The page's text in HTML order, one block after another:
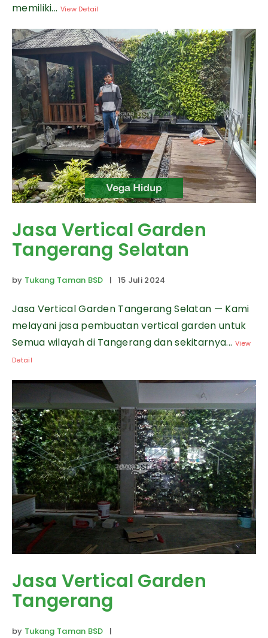
memiliki... View Detail
Jasa Vertical Garden
Tangerang Selatan
by Tukang Taman BSD | 15 Juli 2024
Jasa Vertical Garden Tangerang Selatan — Kami
melayani jasa pembuatan vertical garden untuk
Semua wilayah di Tangerang dan sekitarnya... View
Detail
Jasa Vertical Garden
Tangerang
by Tukang Taman BSD |